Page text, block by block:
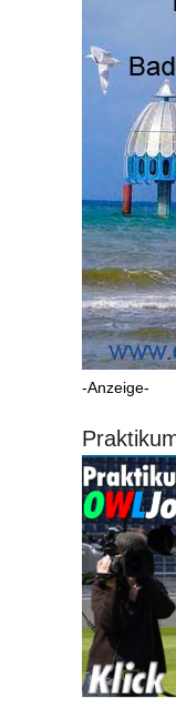
-Anzeige-